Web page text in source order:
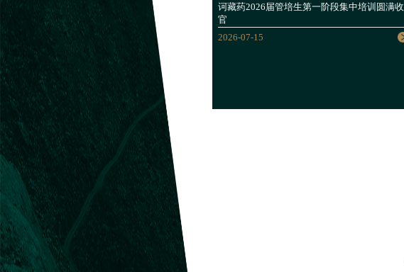
诃藏药2026届管培生第一阶段集中培训圆满收
官
2026-07-15